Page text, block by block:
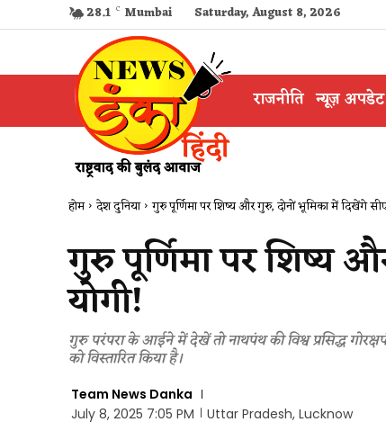
28.1 C Mumbai Saturday, August 8, 2026
राजनीति न्यूज़ अपडेट
होम देश दुनिया गुरु पूर्णिमा पर शिष्य और गुरु, दोनों भूमिका में दिखेंगे
गुरु पूर्णिमा पर शिष्य
योगी!
गुरु परंपरा के आईने में देखें तो नाथपंथ की विश्व प्रसिद्ध
को विस्तारित किया है।
Team News Danka
July 8, 2025 7:05 PM
Uttar Pradesh, Lucknow